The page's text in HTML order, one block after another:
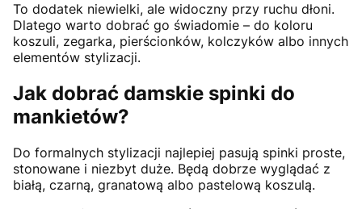
To dodatek niewielki, ale widoczny przy ruchu dłoni.
Dlatego warto dobrać go świadomie – do koloru
koszuli, zegarka, pierścionków, kolczyków albo innych
elementów stylizacji.
Jak dobrać damskie spinki do
mankietów?
Do formalnych stylizacji najlepiej pasują spinki proste,
stonowane i niezbyt duże. Będą dobrze wyglądać z
białą, czarną, granatową albo pastelową koszulą.